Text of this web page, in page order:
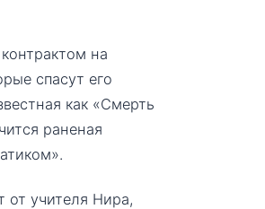
на
спасут его
как «Смерть
раненая
от учителя Нира,